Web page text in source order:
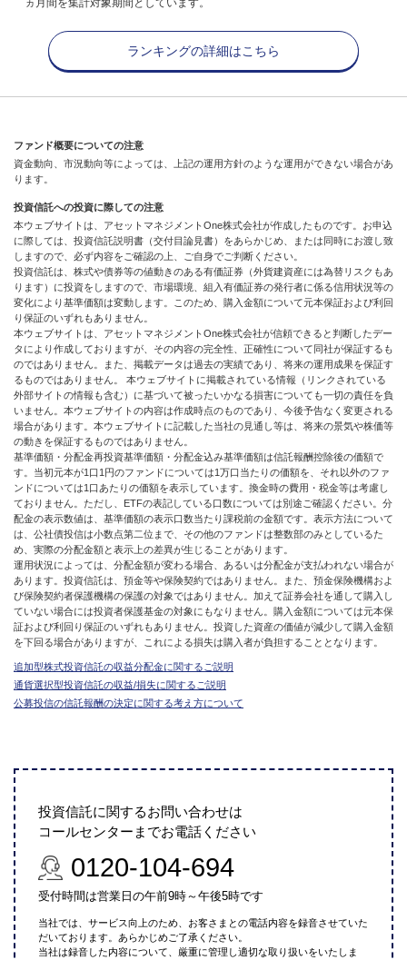
ヵ月間を集計対象期間としています。
ランキングの詳細はこちら
ファンド概要についての注意
資金動向、市況動向等によっては、上記の運用方針のような運用ができない場合があ
ります。
投資信託への投資に際しての注意
本ウェブサイトは、アセットマネジメントOne株式会社が作成したものです。お申込
に際しては、投資信託説明書（交付目論見書）をあらかじめ、または同時にお渡し致
しますので、必ず内容をご確認の上、ご自身でご判断ください。
投資信託は、株式や債券等の値動きのある有価証券（外貨建資産には為替リスクもあ
ります）に投資をしますので、市場環境、組入有価証券の発行者に係る信用状況等の
変化により基準価額は変動します。このため、購入金額について元本保証および利回
り保証のいずれもありません。
本ウェブサイトは、アセットマネジメントOne株式会社が信頼できると判断したデー
タにより作成しておりますが、その内容の完全性、正確性について同社が保証するも
のではありません。また、掲載データは過去の実績であり、将来の運用成果を保証す
るものではありません。 本ウェブサイトに掲載されている情報（リンクされている
外部サイトの情報も含む）に基づいて被ったいかなる損害についても一切の責任を負
いません。本ウェブサイトの内容は作成時点のものであり、今後予告なく変更される
場合があります。本ウェブサイトに記載した当社の見通し等は、将来の景気や株価等
の動きを保証するものではありません。
基準価額・分配金再投資基準価額・分配金込み基準価額は信託報酬控除後の価額で
す。当初元本が1口1円のファンドについては1万口当たりの価額を、それ以外のファ
ンドについては1口あたりの価額を表示しています。換金時の費用・税金等は考慮し
ておりません。ただし、ETFの表記している口数については別途ご確認ください。分
配金の表示数値は、基準価額の表示口数当たり課税前の金額です。表示方法について
は、公社債投信は小数点第二位まで、その他のファンドは整数部のみとしているた
め、実際の分配金額と表示上の差異が生じることがあります。
運用状況によっては、分配金額が変わる場合、あるいは分配金が支払われない場合が
あります。投資信託は、預金等や保険契約ではありません。また、預金保険機構およ
び保険契約者保護機構の保護の対象ではありません。加えて証券会社を通して購入し
ていない場合には投資者保護基金の対象にもなりません。購入金額については元本保
証および利回り保証のいずれもありません。投資した資産の価値が減少して購入金額
を下回る場合がありますが、これによる損失は購入者が負担することとなります。
追加型株式投資信託の収益分配金に関するご説明
通貨選択型投資信託の収益/損失に関するご説明
公募投信の信託報酬の決定に関する考え方について
投資信託に関するお問い合わせは
コールセンターまでお電話ください
0120-104-694
受付時間は営業日の午前9時～午後5時です
当社では、サービス向上のため、お客さまとの電話内容を録音させていた
だいております。あらかじめご了承ください。
当社は録音した内容について、厳重に管理し適切な取り扱いをいたしま